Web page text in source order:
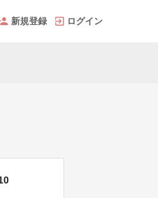
新規登録 ログイン